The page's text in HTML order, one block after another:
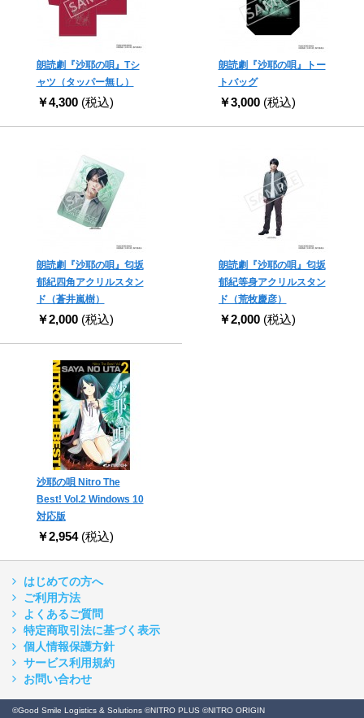
朗読劇『沙耶の唄』Tシ
ャツ（タッパー無し）
￥4,300 (税込)
朗読劇『沙耶の唄』トー
トバッグ
￥3,000 (税込)
朗読劇『沙耶の唄』匂坂
郁紀四角アクリルスタン
ド（蒼井嵐樹）
￥2,000 (税込)
朗読劇『沙耶の唄』匂坂
郁紀等身アクリルスタン
ド（荒牧慶彦）
￥2,000 (税込)
沙耶の唄 Nitro The
Best! Vol.2 Windows 10
対応版
￥2,954 (税込)
はじめての方へ
ご利用方法
よくあるご質問
特定商取引法に基づく表示
個人情報保護方針
サービス利用規約
お問い合わせ
©Good Smile Logistics & Solutions ©NITRO PLUS ©NITRO ORIGIN